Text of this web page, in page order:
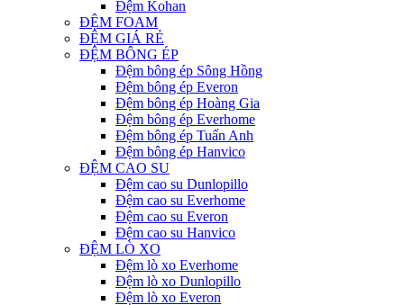
Đệm Kohan
ĐỆM FOAM
ĐỆM GIÁ RẺ
ĐỆM BÔNG ÉP
Đệm bông ép Sông Hồng
Đệm bông ép Everon
Đệm bông ép Hoàng Gia
Đệm bông ép Everhome
Đệm bông ép Tuấn Anh
Đệm bông ép Hanvico
ĐỆM CAO SU
Đệm cao su Dunlopillo
Đệm cao su Everhome
Đệm cao su Everon
Đệm cao su Hanvico
ĐỆM LÒ XO
Đệm lò xo Everhome
Đệm lò xo Dunlopillo
Đệm lò xo Everon